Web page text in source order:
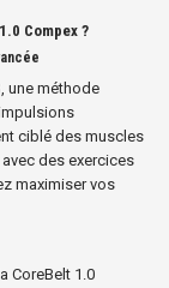
Compex ?
une méthode
ciblé des muscles
des exercices
maximiser vos
CoreBelt 1.0